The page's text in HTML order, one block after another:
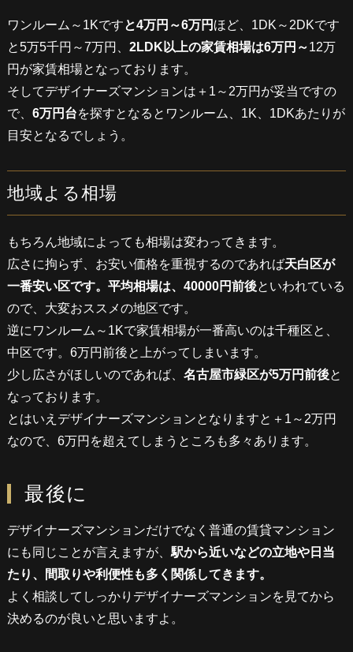
ワンルーム～1Kですと4万円～6万円 ほど、1DK～2DKです
と5万5千円～7万円、 2LDK以上の家賃相場は6万円～12万
円が家賃相場となっております。
そしてデザイナーズマンションは＋1～2万円が妥当ですの
で、 6万円台を探すとなるとワンルーム、1K、1DKあたりが
目安となるでしょう。
地域よる相場
もちろん地域によっても相場は変わってきます。
広さに拘らず、お安い価格を重視するのであれば天白区が
一番安い区です。平均相場は、40000円前後といわれている
ので、大変おススメの地区です。
逆にワンルーム～1Kで家賃相場が一番高いのは千種区と、
中区です。6万円前後と上がってしまいます。
少し広さがほしいのであれば、 名古屋市緑区が5万円前後と
なっております。
とはいえデザイナーズマンションとなりますと＋1～2万円
なので、6万円を超えてしまうところも多々あります。
最後に
デザイナーズマンションだけでなく普通の賃貸マンション
にも同じことが言えますが、駅から近いなどの立地や日当
たり、間取りや利便性も多く関係してきます。
よく相談してしっかりデザイナーズマンションを見てから
決めるのが良いと思いますよ。